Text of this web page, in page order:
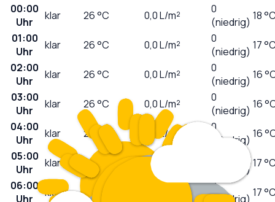
00:00
Uhr
klar 26°C 0,0L/m²
0
(niedrig) 18
01:00
Uhr
klar 26°C 0,0L/m²
0
(niedrig) 17
02:00
Uhr
klar 26°C 0,0L/m²
0
(niedrig) 16
03:00
Uhr
klar 26°C 0,0L/m²
0
(niedrig) 16
04:00
Uhr
klar 26 °C L/m²
0
(niedrig) 16
05:00
Uhr
klar 25°C 0,0
(niedrig)17
06:00
Uhr
klar 25 °C
0
(niedrig) 17